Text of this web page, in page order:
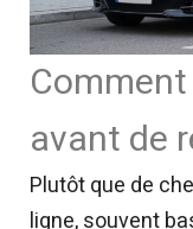
avant de
Plutôt que de
ligne, souvent